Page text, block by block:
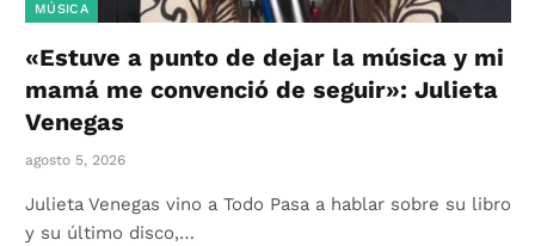
MÚSICA
«Estuve a punto de dejar la música y mi
mamá me convenció de seguir»: Julieta
Venegas
agosto 5, 2026
Julieta Venegas vino a Todo Pasa a hablar sobre su libro
y su último disco,…